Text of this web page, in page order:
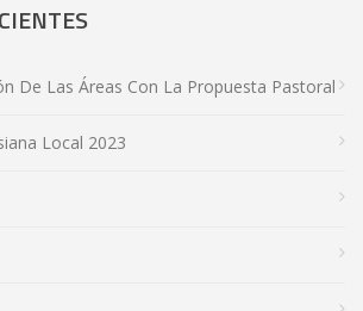
De Las Áreas Con La Propuesta Pastoral
Local 2023